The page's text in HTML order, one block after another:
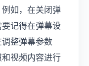
如，在关闭弹
记得在弹幕设
整弹幕参数
视频内容进行